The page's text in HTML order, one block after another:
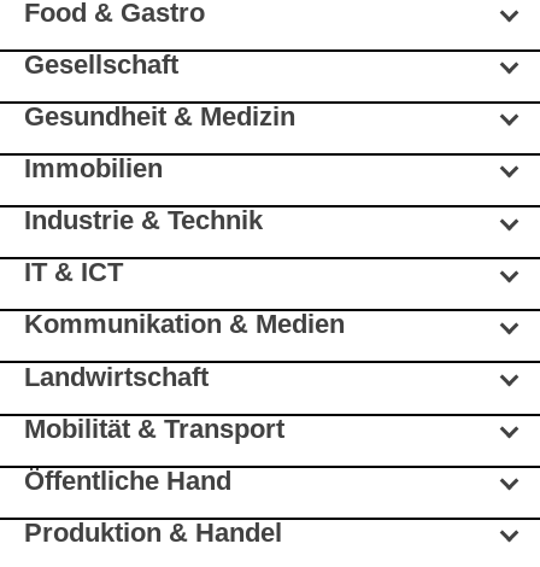
Food & Gastro
Gesellschaft
Gesundheit & Medizin
Immobilien
Industrie & Technik
IT & ICT
Kommunikation & Medien
Landwirtschaft
Mobilität & Transport
Öffentliche Hand
Produktion & Handel